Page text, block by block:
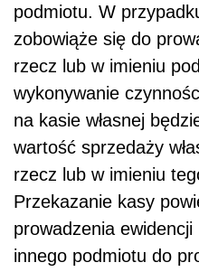
podmiotu. W
zobowiąże się do
rzecz lub w imieniu
wykonywanie
na kasie własnej
wartość sprzedaży
rzecz lub w imieniu
Przekazanie kasy
prowadzenia
innego podmiotu do